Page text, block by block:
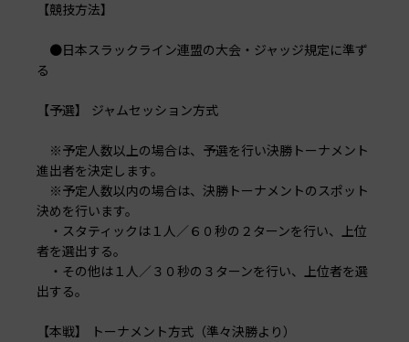
【競技方法】
●日本スラックライン連盟の大会・ジャッジ規定に準ず
る
【予選】 ジャムセッション方式
※予定人数以上の場合は、予選を行い決勝トーナメント
進出者を決定します。
※予定人数以内の場合は、決勝トーナメントのスポット
決めを行います。
・スタティックは１人／６０秒の２ターンを行い、上位
者を選出する。
・その他は１人／３０秒の３ターンを行い、上位者を選
出する。
【本戦】 トーナメント方式（準々決勝より）